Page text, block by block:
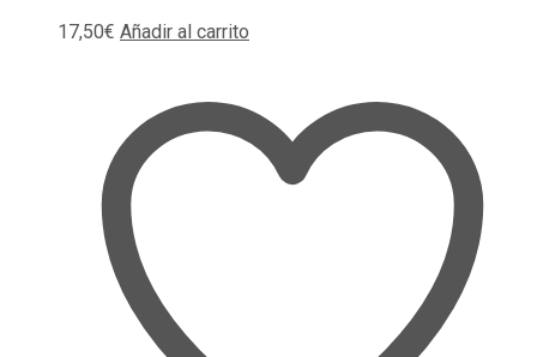
17,50€ Añadir al carrito